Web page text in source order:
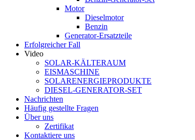
Motor
Dieselmotor
Benzin
Generator-Ersatzteile
Erfolgreicher Fall
Video
SOLAR-KÄLTERAUM
EISMASCHINE
SOLARENERGIEPRODUKTE
DIESEL-GENERATOR-SET
Nachrichten
Häufig gestellte Fragen
Über uns
Zertifikat
Kontaktiere uns